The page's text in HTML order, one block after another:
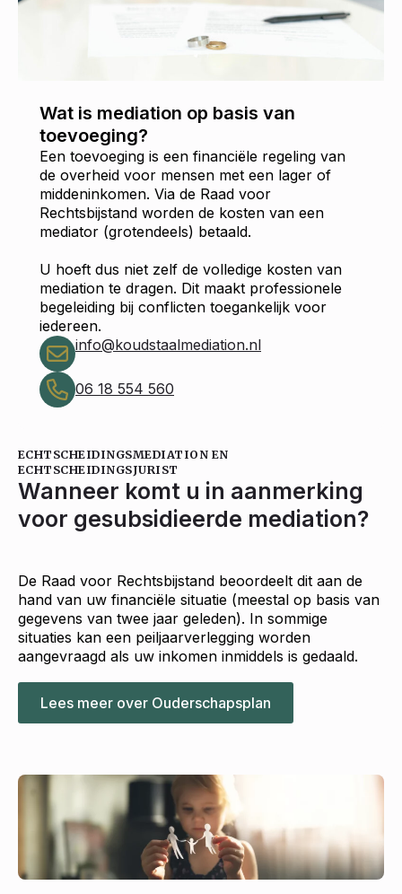
Wat is mediation op basis van
toevoeging?
Een toevoeging is een financiële regeling van
de overheid voor mensen met een lager of
middeninkomen. Via de Raad voor
Rechtsbijstand worden de kosten van een
mediator (grotendeels) betaald.
U hoeft dus niet zelf de volledige kosten van
mediation te dragen. Dit maakt professionele
begeleiding bij conflicten toegankelijk voor
iedereen.
info@koudstaalmediation.nl
06 18 554 560
ECHTSCHEIDINGSMEDIATION EN
ECHTSCHEIDINGSJURIST
Wanneer komt u in aanmerking
voor gesubsidieerde mediation?
De Raad voor Rechtsbijstand beoordeelt dit aan de
hand van uw financiële situatie (meestal op basis van
gegevens van twee jaar geleden). In sommige
situaties kan een peiljaarverlegging worden
aangevraagd als uw inkomen inmiddels is gedaald.
Lees meer over Ouderschapsplan